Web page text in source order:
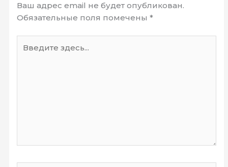
Ваш адрес email не будет опубликован.
Обязательные поля помечены*
здесь...